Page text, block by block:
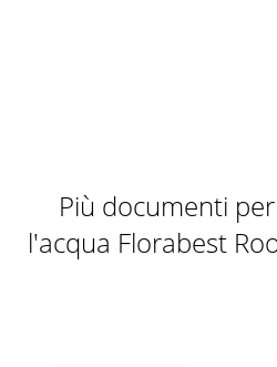
Più documenti
l'acqua Florabest